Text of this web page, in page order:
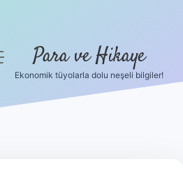
Para ve Hikaye
Ekonomik tüyolarla dolu neşeli bilgiler!